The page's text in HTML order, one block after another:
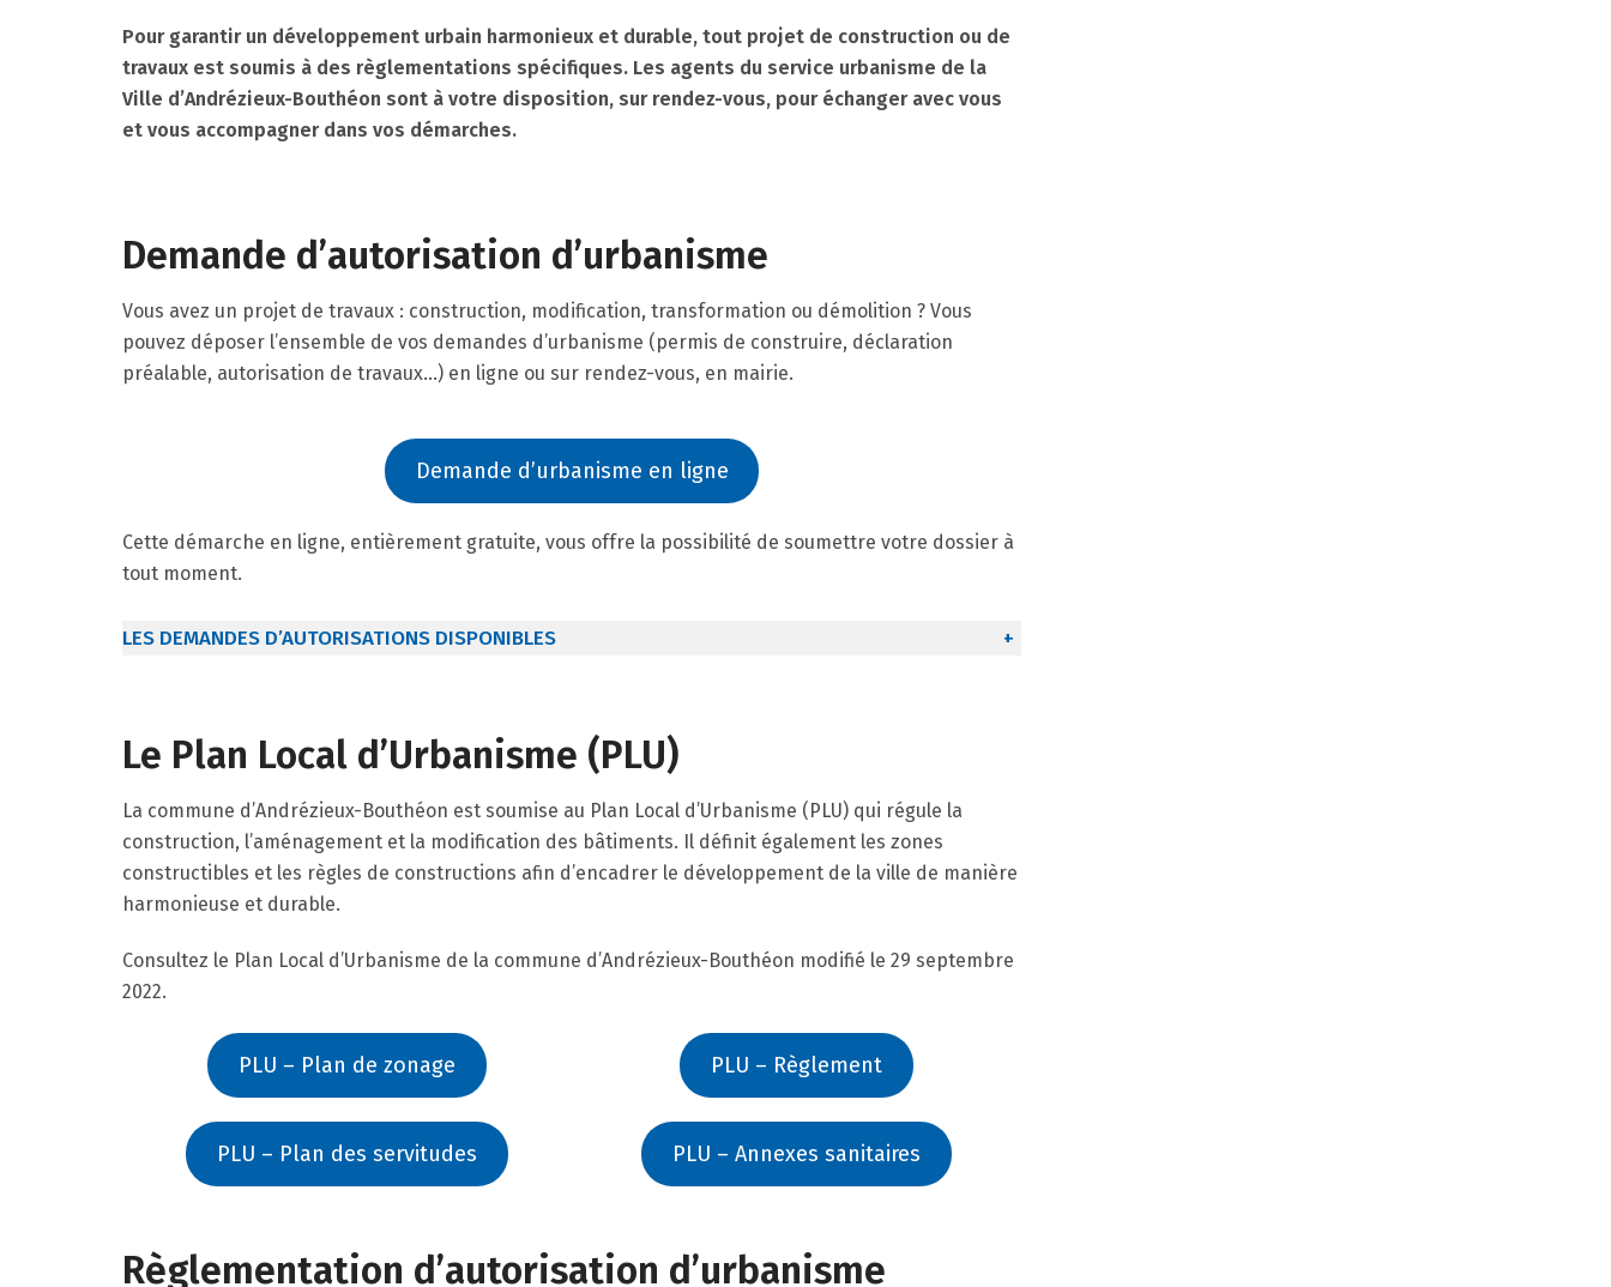
Pour garantir un développement urbain harmonieux et durable, tout projet de construction ou de
travaux est soumis à des règlementations spécifiques. Les agents du service urbanisme de la
Ville d’Andrézieux-Bouthéon sont à votre disposition, sur rendez-vous, pour échanger avec vous
et vous accompagner dans vos démarches.
Demande d’autorisation d’urbanisme
Vous avez un projet de travaux : construction, modification, transformation ou démolition ? Vous
pouvez déposer l’ensemble de vos demandes d’urbanisme (permis de construire, déclaration
préalable, autorisation de travaux…) en ligne ou sur rendez-vous, en mairie.
Demande d’urbanisme en ligne
Cette démarche en ligne, entièrement gratuite, vous offre la possibilité de soumettre votre dossier à
tout moment.
LES DEMANDES D’AUTORISATIONS DISPONIBLES +
Le Plan Local d’Urbanisme (PLU)
La commune d’Andrézieux-Bouthéon est soumise au Plan Local d’Urbanisme (PLU) qui régule la
construction, l’aménagement et la modification des bâtiments. Il définit également les zones
constructibles et les règles de constructions afin d’encadrer le développement de la ville de manière
harmonieuse et durable.
Consultez le Plan Local d’Urbanisme de la commune d’Andrézieux-Bouthéon modifié le 29 septembre
2022.
PLU – Plan de zonage
PLU – Plan des servitudes
PLU – Règlement
PLU – Annexes sanitaires
Règlementation d’autorisation d’urbanisme